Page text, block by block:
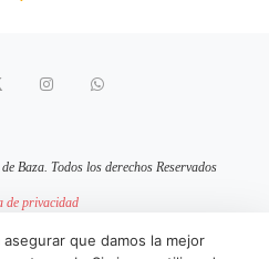
Baza. Todos los derechos Reservados
de privacidad
de cookies que damos la mejor